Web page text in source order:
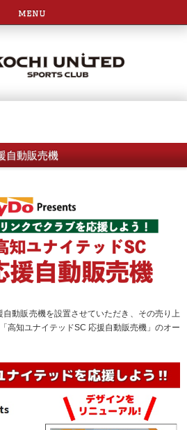
menu
自動販売機
動販売機を設置させていただき、その売り上
高知ユナイテッドSC 応援自動販売機」のオー